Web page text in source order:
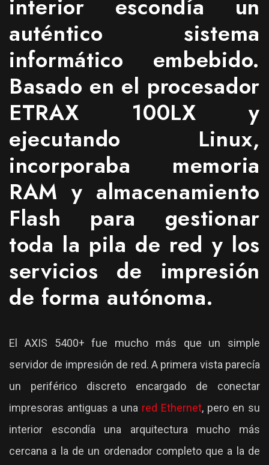
interior escondía un
auténtico sistema
informático embebido.
Basado en el procesador
ETRAX 100LX y
ejecutando Linux,
incorporaba memoria
RAM y almacenamiento
Flash para gestionar
toda la pila de red y los
servicios de impresión
de forma autónoma.
El AXIS 5400+ fue mucho más que un simple
servidor de impresión de red. A primera vista parecía
un periférico discreto encargado de conectar
impresoras antiguas a una red Ethernet, pero en su
interior escondía una arquitectura mucho más
cercana a la de un ordenador completo que a la de